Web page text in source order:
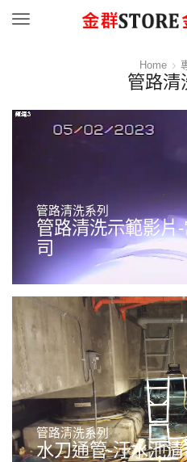
Menu
Home
管路清
管路清洗系列
管路清洗示範影片
司
管路清洗系列
水刀通管-汙水池